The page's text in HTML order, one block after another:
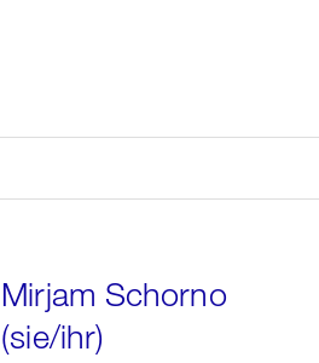
Mirjam Schorno
(sie/ihr)